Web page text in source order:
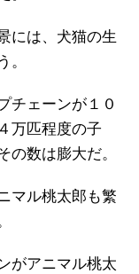
には、犬猫の生
。
チェーンが１０
万匹程度の子
の数は膨大だ。
マル桃太郎も繁
がアニマル桃太